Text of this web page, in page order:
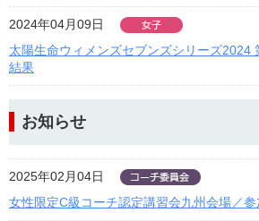
2024年04月09日
太陽生命ウィメンズセブンズシリーズ2024
結果
お知らせ
2025年02月04日
女性限定C級コーチ認定講習会九州会場／参